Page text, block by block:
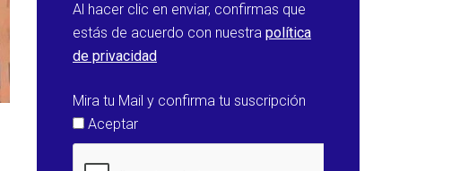
Al hacer clic en enviar, confirmas que
estás de acuerdo con nuestra política
de privacidad
Mira tu Mail y confirma tu suscripción
Aceptar